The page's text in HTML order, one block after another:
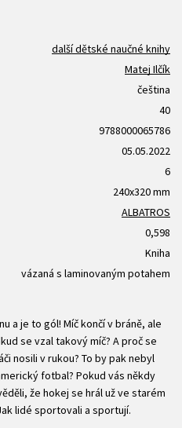
další dětské naučné knihy
Matej Ilčík
čeština
40
9788000065786
05.05.2022
6
240x320 mm
ALBATROS
0,598
Kniha
vázaná s laminovaným potahem
a je to gól! Míč končí v bráně, ale
se vzal takový míč? A proč se
nosili v rukou? To by pak nebyl
fotbal? Pokud vás někdy
že hokej se hrál už ve starém
lidé sportovali a sportují.